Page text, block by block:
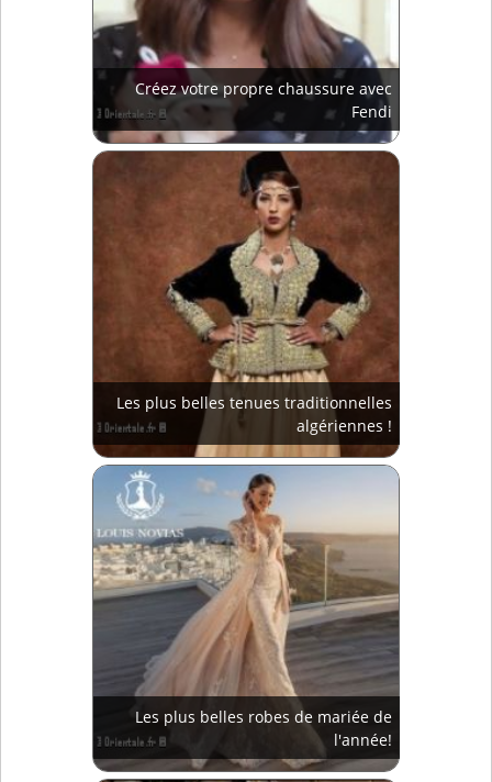
Créez votre propre chaussure avec
Fendi
Les plus belles tenues traditionnelles
algériennes !
Les plus belles robes de mariée de
l'année!